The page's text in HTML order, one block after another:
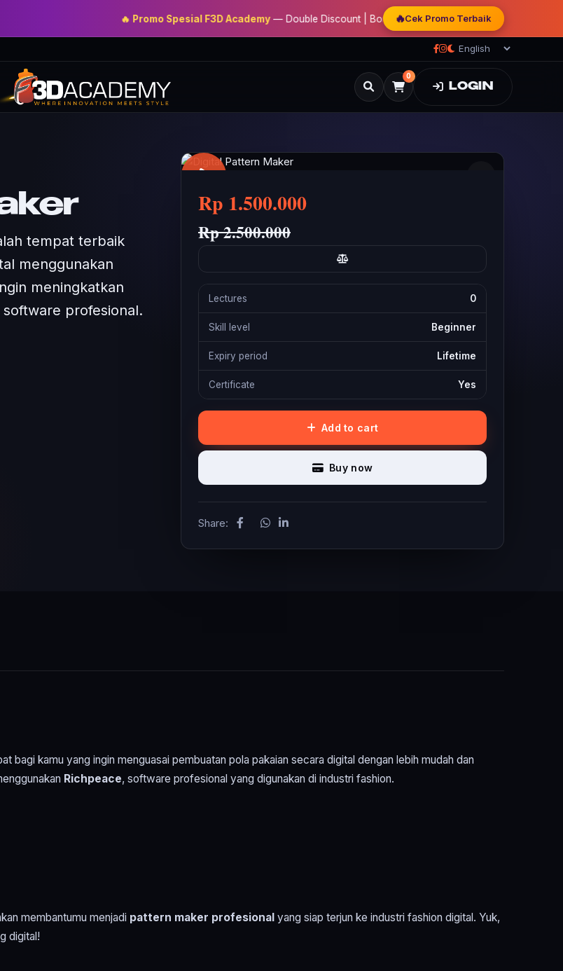
🔥 Promo Spesial F3D Academy— Double Discount | Bonus Mentoring | Sertifikat Resmi
🔥Cek Promo Terbaik
0
LOGIN
tempat terbaik
menggunakan
meningkatkan
profesional.
Rp 1.500.000
Rp 2.500.000
Lectures 0
Skill level Beginner
Expiry period Lifetime
Certificate Yes
Add to cart
Buy now
Share:
bagi kamu yang ingin menguasai pembuatan pola pakaian secara digital dengan lebih mudah dan
Richpeace, software profesional yang digunakan di industri fashion.
membantumu menjadi pattern maker profesional yang siap terjun ke industri fashion digital. Yuk,
digital!